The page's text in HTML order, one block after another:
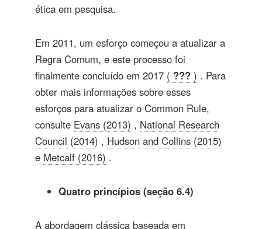
ética em pesquisa.
Em 2011, um esforço começou a atualizar a
Regra Comum, e este processo foi
finalmente concluído em 2017 ( ??? ) . Para
obter mais informações sobre esses
esforços para atualizar o Common Rule,
consulte Evans (2013) , National Research
Council (2014) , Hudson and Collins (2015)
e Metcalf (2016) .
Quatro princípios (seção 6.4)
A abordagem clássica baseada em